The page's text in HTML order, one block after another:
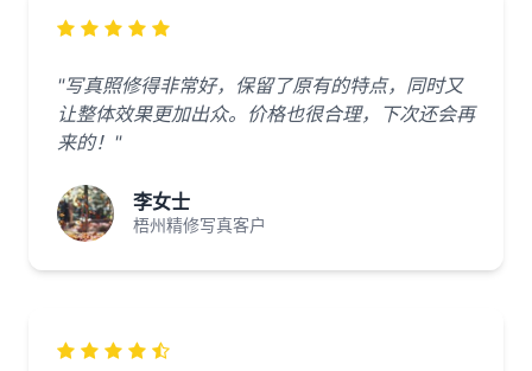
"写真照修得非常好，保留了原有的特点，同时又
让整体效果更加出众。价格也很合理，下次还会再
来的！"
李女士
梧州精修写真客户